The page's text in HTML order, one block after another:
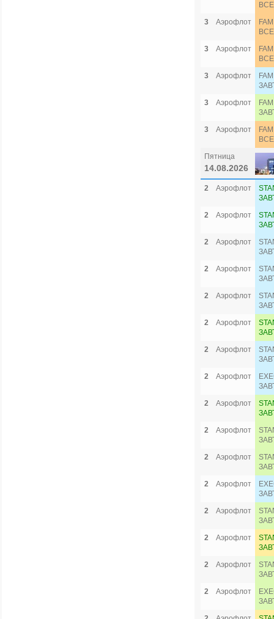
3
Аэрофлот
3
Аэрофлот
3
Аэрофлот
3
Аэрофлот
3
Аэрофлот
Пятница
14.08.2026
2 Аэрофлот
2
Аэрофлот
2
Аэрофлот
2
Аэрофлот
2
Аэрофлот
2
Аэрофлот
2
Аэрофлот
2
Аэрофлот
2
Аэрофлот
2
Аэрофлот
2
Аэрофлот
2
Аэрофлот
2
Аэрофлот
2
Аэрофлот
2
Аэрофлот
2
Аэрофлот